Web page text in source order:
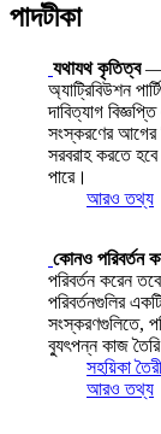
পাদটীকা
যথাযথ কৃতিত্ব—
অ্যাট্রিবিউশন
দাবিত্যাগ
সংস্করণের আগের
সরবরাহ করতে
পারে।
আরও তথ্য
কোনও পরিবর্তন
পরিবর্তন করেন
পরিবর্তনগুলির
সংস্করণগুলিতে,
ব্যুৎপন্ন কাজ
সহয়িকা তৈরী
আরও তথ্য